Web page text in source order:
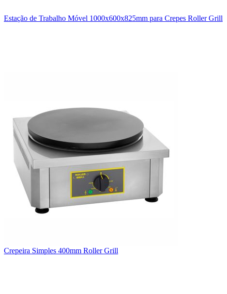
Estação de Trabalho Móvel 1000x600x825mm para Crepes Roller Grill
Crepeira Simples 400mm Roller Grill